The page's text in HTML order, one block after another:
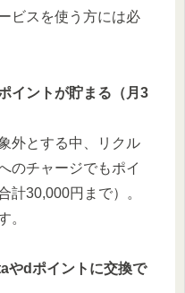
ビスを使う方には必
イントが貯まる（月3
外とする中、リクル
のチャージでもポイ
計30,000円まで）。
。
やdポイントに交換で